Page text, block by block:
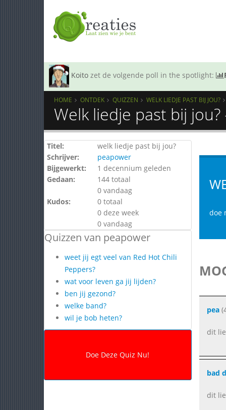
Koito zet de volgende poll in the spotlight:
HOME ONTDEK QUIZZEN WELK LIEDJE PAST BIJ JOU?
Welk liedje past bij
Titel:
welk liedje past bij jou?
Schrijver:
peapower
Bijgewerkt:
1 decennium geleden
Gedaan:
144 totaal
0 vandaag
Kudos:
0 totaal
0 deze week
0 vandaag
Quizzen van peapower
weet jij egt veel van Red Hot Chili
Peppers?
wat voor leven ga jij lijden?
ben jij gezond?
welke band?
wil je bob heten?
doe
pea
dit
bad
dit